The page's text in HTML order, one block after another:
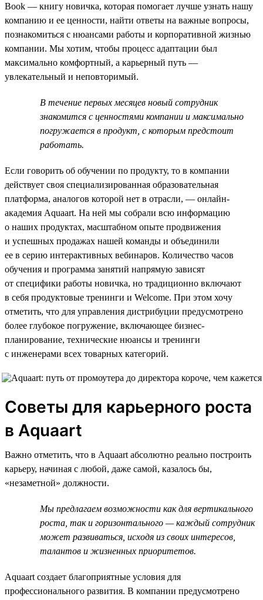
Book — книгу новичка, которая помогает лучше узнать нашу
компанию и ее ценности, найти ответы на важные вопросы,
познакомиться с нюансами работы и корпоративной жизнью
компании. Мы хотим, чтобы процесс адаптации был
максимально комфортный, а карьерный путь —
увлекательный и неповторимый.
В течение первых месяцев новый сотрудник
знакомится с ценностями компании и максимально
погружается в продукт, с которым предстоит
работать.
Если говорить об обучении по продукту, то в компании
действует своя специализированная образовательная
платформа, аналогов которой нет в отрасли, — онлайн-
академия Aquaart. На ней мы собрали всю информацию
о наших продуктах, масштабном опыте продвижения
и успешных продажах нашей команды и объединили
ее в серию интерактивных вебинаров. Количество часов
обучения и программа занятий напрямую зависят
от специфики работы новичка, но традиционно включают
в себя продуктовые тренинги и Welcome. При этом хочу
отметить, что для управления дистрибуции предусмотрено
более глубокое погружение, включающее бизнес-
планирование, технические нюансы и тренинги
с инженерами всех товарных категорий.
Советы для карьерного роста
в Aquaart
Важно отметить, что в Aquaart абсолютно реально построить
карьеру, начиная с любой, даже самой, казалось бы,
«незаметной» должности.
Мы предлагаем возможности как для вертикального
роста, так и горизонтального — каждый сотрудник
может развиваться, исходя из своих интересов,
талантов и жизненных приоритетов.
Aquaart создает благоприятные условия для
профессионального развития. В компании предусмотрено